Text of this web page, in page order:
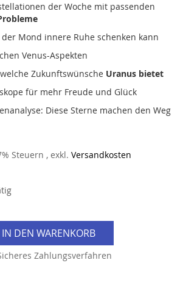
der Woche mit passenden
Mond innere Ruhe schenken kann
Venus-Aspekten
Zukunftswünsche Uranus bietet
für mehr Freude und Glück
Diese Sterne machen den Weg
Steuern , exkl. Versandkosten
IN DEN WARENKORB
Zahlungsverfahren